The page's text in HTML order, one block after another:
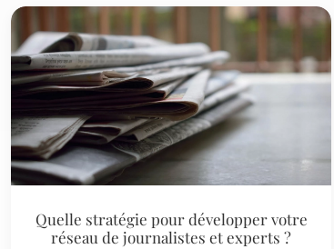
Quelle stratégie pour développer votre
réseau de journalistes et experts ?